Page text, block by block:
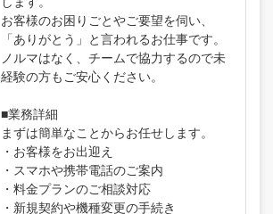
お客様のお困りごとやご要望を伺い、
「ありがとう」と言われるお仕事です。
ノルマはなく、チームで協力するので未
経験の方もご安心ください。
■業務詳細
まずは簡単なことからお任せします。
・お客様をお出迎え
・スマホや携帯電話のご案内
・料金プランのご相談対応
・新規契約や機種変更の手続き